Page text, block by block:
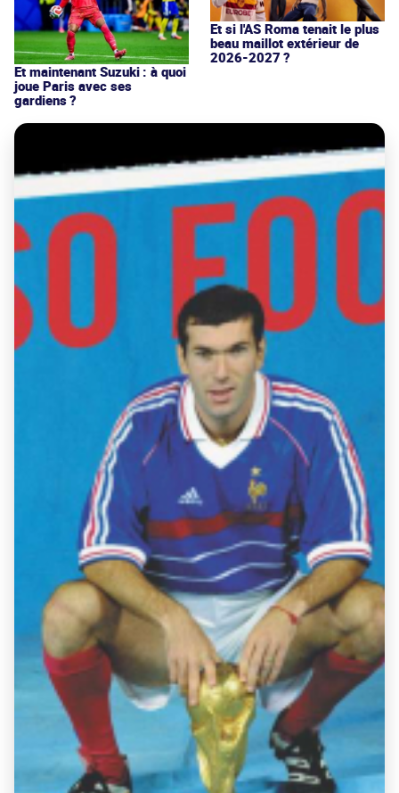
Et maintenant Suzuki : à quoi
joue Paris avec ses
gardiens ?
Et si l'AS Roma tenait le plus
beau maillot extérieur de
2026-2027 ?